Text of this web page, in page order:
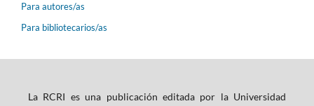
Para autores/as
Para bibliotecarios/as
La RCRI es una publicación editada por la Universidad